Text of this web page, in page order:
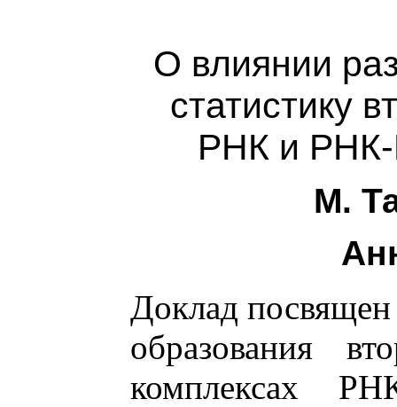
О влиянии
статистику
РНК и РНК-
М.
Доклад посвящен
образования
комплексах